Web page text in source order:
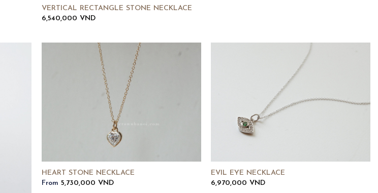
VERTICAL RECTANGLE STONE NECKLACE
6,540,000 VND
HEART STONE NECKLACE
From 5,730,000 VND
EVIL EYE NECKLACE
6,970,000 VND